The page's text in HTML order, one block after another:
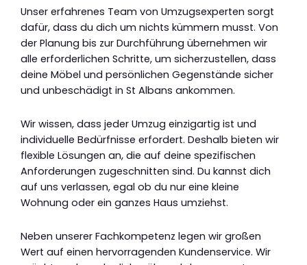
Unser erfahrenes Team von Umzugsexperten sorgt
dafür, dass du dich um nichts kümmern musst. Von
der Planung bis zur Durchführung übernehmen wir
alle erforderlichen Schritte, um sicherzustellen, dass
deine Möbel und persönlichen Gegenstände sicher
und unbeschädigt in St Albans ankommen.
Wir wissen, dass jeder Umzug einzigartig ist und
individuelle Bedürfnisse erfordert. Deshalb bieten wir
flexible Lösungen an, die auf deine spezifischen
Anforderungen zugeschnitten sind. Du kannst dich
auf uns verlassen, egal ob du nur eine kleine
Wohnung oder ein ganzes Haus umziehst.
Neben unserer Fachkompetenz legen wir großen
Wert auf einen hervorragenden Kundenservice. Wir